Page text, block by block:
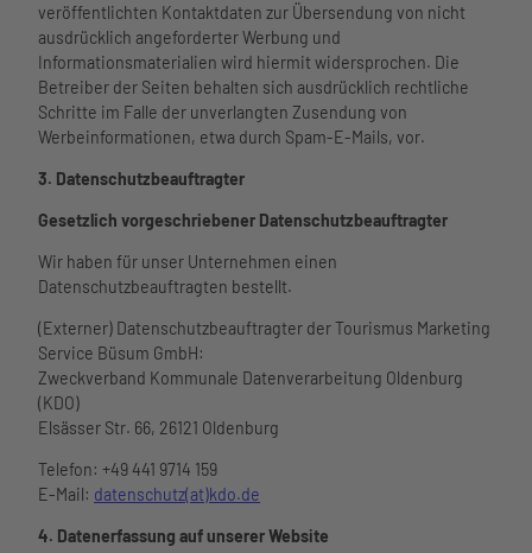
veröffentlichten Kontaktdaten zur Übersendung von nicht
ausdrücklich angeforderter Werbung und
Informationsmaterialien wird hiermit widersprochen. Die
Betreiber der Seiten behalten sich ausdrücklich rechtliche
Schritte im Falle der unverlangten Zusendung von
Werbeinformationen, etwa durch Spam-E-Mails, vor.
3. Datenschutzbeauftragter
Gesetzlich vorgeschriebener Datenschutzbeauftragter
Wir haben für unser Unternehmen einen
Datenschutzbeauftragten bestellt.
(Externer) Datenschutzbeauftragter der Tourismus Marketing
Service Büsum GmbH:
Zweckverband Kommunale Datenverarbeitung Oldenburg
(KDO)
Elsässer Str. 66, 26121 Oldenburg
Telefon: +49 441 9714 159
E-Mail: datenschutz(at)kdo.de
4. Datenerfassung auf unserer Website